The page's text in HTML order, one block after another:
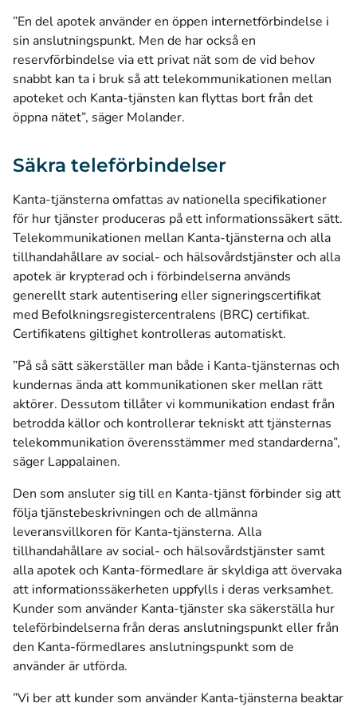
”En del apotek använder en öppen internetförbindelse i
sin anslutningspunkt. Men de har också en
reservförbindelse via ett privat nät som de vid behov
snabbt kan ta i bruk så att telekommunikationen mellan
apoteket och Kanta-tjänsten kan flyttas bort från det
öppna nätet”, säger Molander.
Säkra teleförbindelser
Kanta-tjänsterna omfattas av nationella specifikationer
för hur tjänster produceras på ett informationssäkert sätt.
Telekommunikationen mellan Kanta-tjänsterna och alla
tillhandahållare av social- och hälsovårdstjänster och alla
apotek är krypterad och i förbindelserna används
generellt stark autentisering eller signeringscertifikat
med Befolkningsregistercentralens (BRC) certifikat.
Certifikatens giltighet kontrolleras automatiskt.
”På så sätt säkerställer man både i Kanta-tjänsternas och
kundernas ända att kommunikationen sker mellan rätt
aktörer. Dessutom tillåter vi kommunikation endast från
betrodda källor och kontrollerar tekniskt att tjänsternas
telekommunikation överensstämmer med standarderna”,
säger Lappalainen.
Den som ansluter sig till en Kanta-tjänst förbinder sig att
följa tjänstebeskrivningen och de allmänna
leveransvillkoren för Kanta-tjänsterna. Alla
tillhandahållare av social- och hälsovårdstjänster samt
alla apotek och Kanta-förmedlare är skyldiga att övervaka
att informationssäkerheten uppfylls i deras verksamhet.
Kunder som använder Kanta-tjänster ska säkerställa hur
teleförbindelserna från deras anslutningspunkt eller från
den Kanta-förmedlares anslutningspunkt som de
använder är utförda.
”Vi ber att kunder som använder Kanta-tjänsterna beaktar